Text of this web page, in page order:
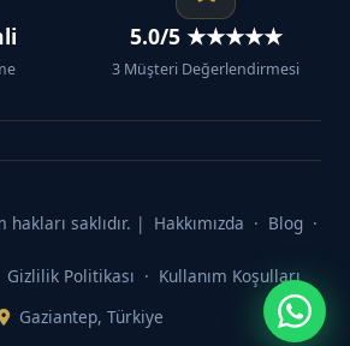
5.0/5 ★★★★★
3 Müşteri Değerlendirmesi
hakları saklıdır. | Hakkımızda · Blog ·
Gizlilik Politikası · Kullanım Koşulları
Gaziantep, Türkiye